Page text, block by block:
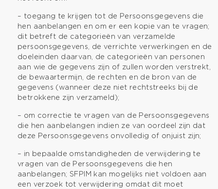
– toegang te krijgen tot de Persoonsgegevens die
hen aanbelangen en om er een kopie van te vragen;
dit betreft de categorieën van verzamelde
persoonsgegevens, de verrichte verwerkingen en de
doeleinden daarvan, de categorieën van personen
aan wie de gegevens zijn of zullen worden verstrekt,
de bewaartermijn, de rechten en de bron van de
gegevens (wanneer deze niet rechtstreeks bij de
betrokkene zijn verzameld);
– om correctie te vragen van de Persoonsgegevens
die hen aanbelangen indien ze van oordeel zijn dat
deze Persoonsgegevens onvolledig of onjuist zijn;
– in bepaalde omstandigheden de verwijdering te
vragen van de Persoonsgegevens die hen
aanbelangen; SFPIM kan mogelijks niet voldoen aan
een verzoek tot verwijdering omdat dit moet